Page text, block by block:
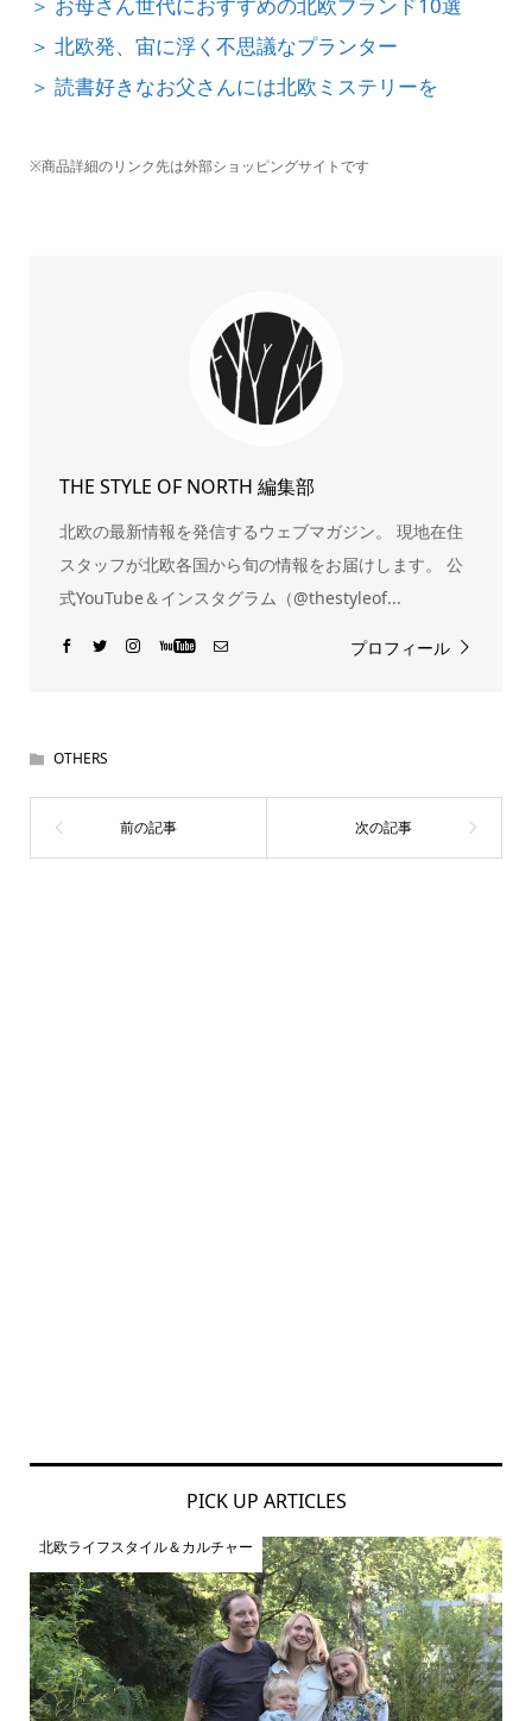
＞ お母さん世代におすすめの北欧ブランド10選
＞ 北欧発、宙に浮く不思議なプランター
＞ 読書好きなお父さんには北欧ミステリーを
※商品詳細のリンク先は外部ショッピングサイトです
THE STYLE OF NORTH 編集部
北欧の最新情報を発信するウェブマガジン。 現地在住
スタッフが北欧各国から旬の情報をお届けします。 公
式YouTube＆インスタグラム（@thestyleof...
プロフィール
OTHERS
PICK UP ARTICLES
北欧ライフスタイル＆カルチャー